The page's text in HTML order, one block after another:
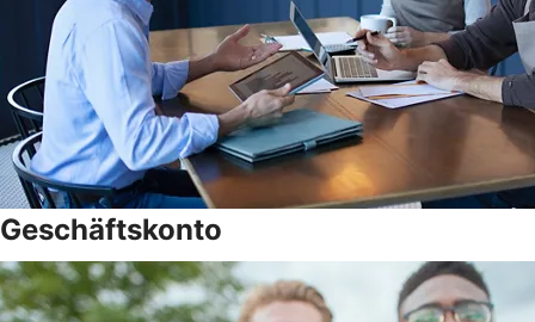
Geschäftskonto